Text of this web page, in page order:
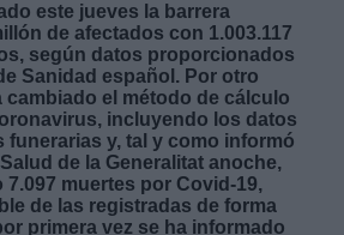
este jueves la barrera
de afectados con 1.003.117
según datos proporcionados
Sanidad español. Por otro
cambiado el método de cálculo
incluyendo los datos
funerarias y, tal y como informó
de la Generalitat anoche,
muertes por Covid-19,
de las registradas de forma
primera vez se ha informado
link